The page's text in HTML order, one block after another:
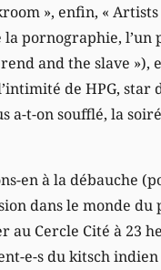
», enfin, «
la pornographie,
and the slave »),
de HPG, star
a-t-on soufflé, la
en à la débauche
dans le monde du
au Cercle Cité à 23
e-s du kitsch indien